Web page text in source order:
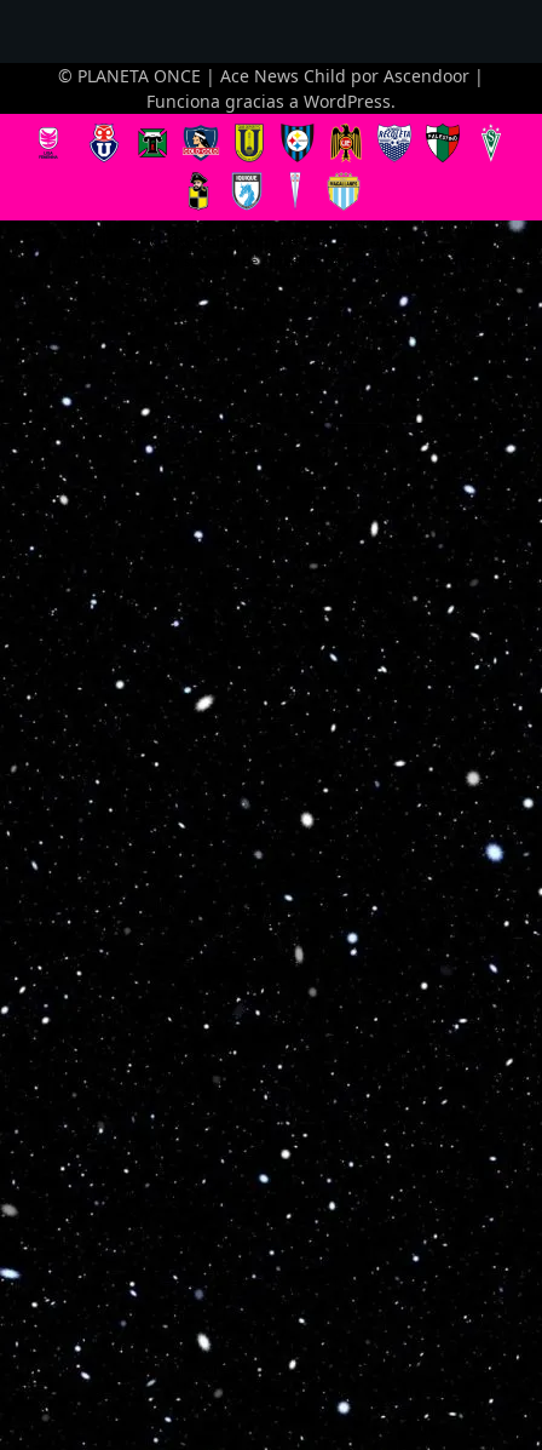
© PLANETA ONCE | Ace News Child por Ascendoor |
Funciona gracias a WordPress.
Optimized by Seraphinite Accelerator
Turns on site high speed to be attractive for people and search engines.